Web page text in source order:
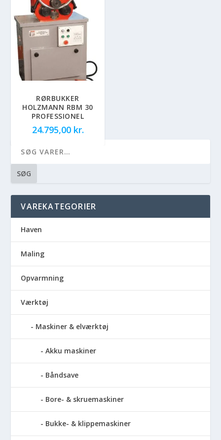
RØRBUKKER
HOLZMANN RBM 30
PROFESSIONEL
24.795,00 kr.
SØG
VAREKATEGORIER
Haven
Maling
Opvarmning
Værktøj
Maskiner & elværktøj
Akku maskiner
Båndsave
Bore- & skruemaskiner
Bukke- & klippemaskiner